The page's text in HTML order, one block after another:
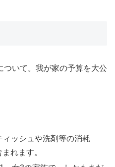
ついて。我が家の予算を大公
ッシュや洗剤等の消耗
れます。